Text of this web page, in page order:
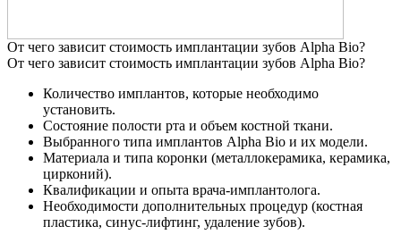
От чего зависит стоимость имплантации зубов Alpha Bio?
От чего зависит стоимость имплантации зубов Alpha Bio?
Количество имплантов, которые необходимо
установить.
Состояние полости рта и объем костной ткани.
Выбранного типа имплантов Alpha Bio и их модели.
Материала и типа коронки (металлокерамика, керамика,
цирконий).
Квалификации и опыта врача-имплантолога.
Необходимости дополнительных процедур (костная
пластика, синус-лифтинг, удаление зубов).